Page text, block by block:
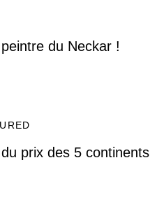
du Neckar !
prix des 5 continents